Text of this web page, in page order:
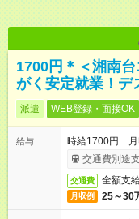
1700円＊＜湘南
がく安定就業！デ
派遣 WEB登録・面接OK
給与
時給1700円 月
交通費別途
交通費 全額支
月収例 25～30